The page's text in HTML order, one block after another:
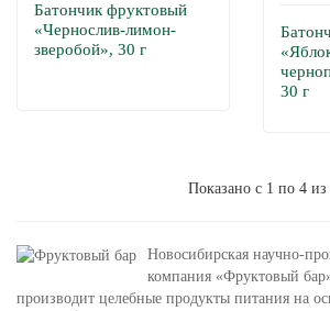
Батончик фруктовый
«Чернослив-лимон-
зверобой», 30 г
30 г
Показано с 1 по 4
Новосибирская научно-
компания «Фруктовый
производит целебные продукты питания на